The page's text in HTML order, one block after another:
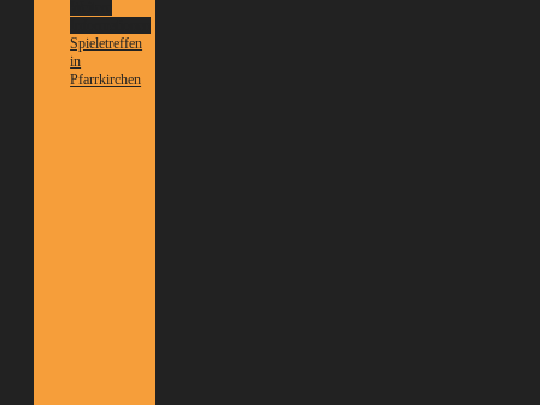
Spieletreffen
in
Pfarrkirchen